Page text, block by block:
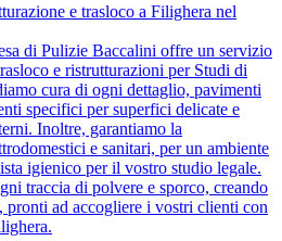
e trasloco a Filighera nel
di Pulizie Baccalini offre un servizio
e ristrutturazioni per Studi di
cura di ogni dettaglio, pavimenti
specifici per superfici delicate e
Inoltre, garantiamo la
e sanitari, per un ambiente
igienico per il vostro studio legale.
traccia di polvere e sporco, creando
pronti ad accogliere i vostri clienti con